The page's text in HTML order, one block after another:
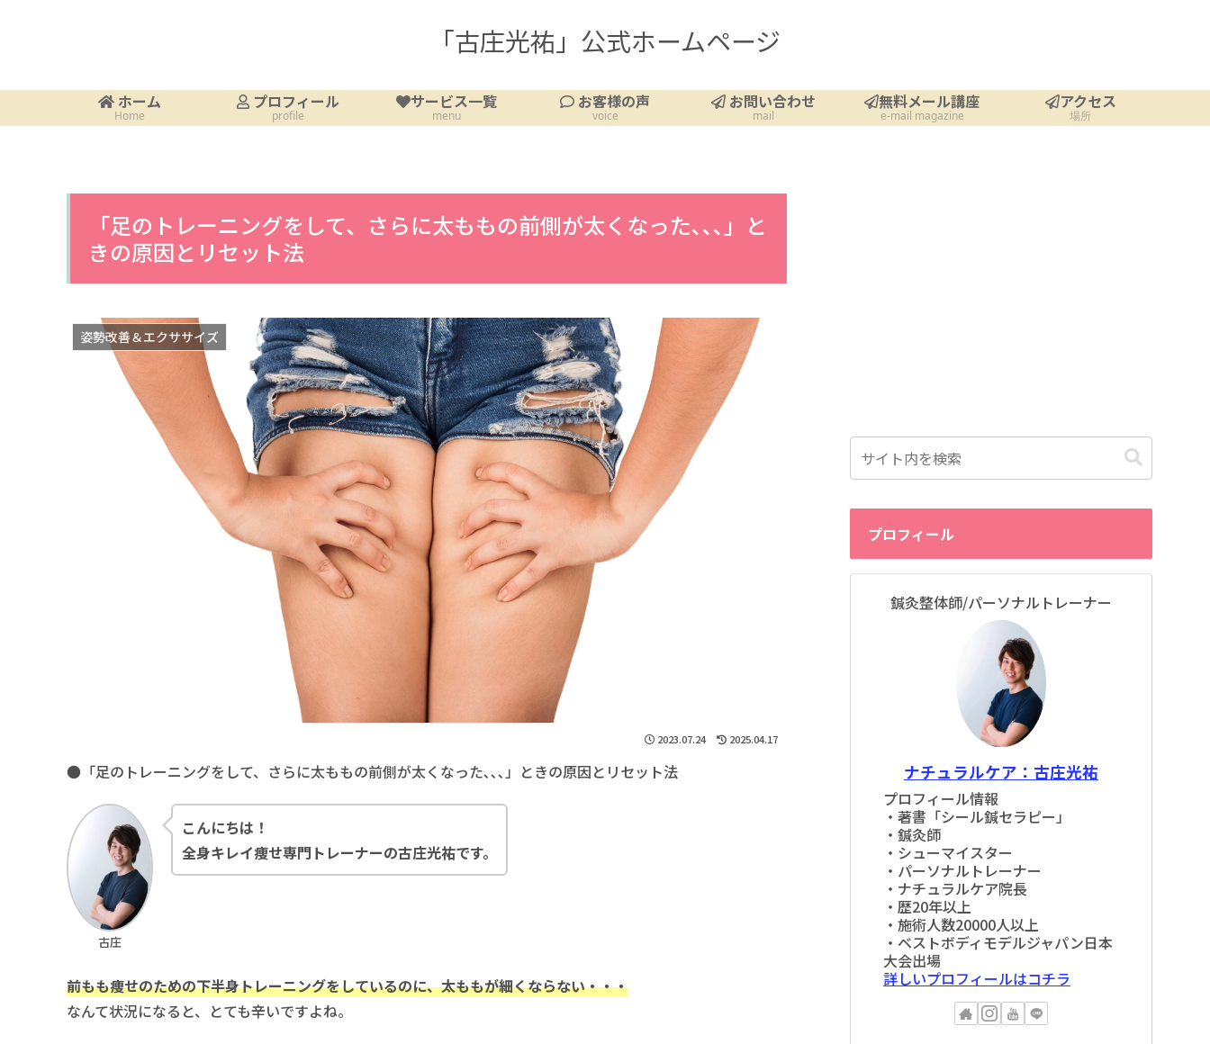
「古庄光祐」公式ホームページ
ホーム
Home
プロフィール
profile
サービス一覧
menu
お客様の声
voice
お問い合わせ
mail
無料メール講座
e-mail magazine
アクセス
場所
「足のトレーニングをして、さらに太ももの前側が太くなった､､､」と
きの原因とリセット法
姿勢改善＆エクササイズ
2023.07.24 2025.04.17
●「足のトレーニングをして、さらに太ももの前側が太くなった､､､」ときの原因とリセット法
古庄
こんにちは！
全身キレイ痩せ専門トレーナーの古庄光祐です。
前もも痩せのための下半身トレーニングをしているのに、太ももが細くならない・・・
なんて状況になると、とても辛いですよね。
プロフィール
鍼灸整体師/パーソナルトレーナー
ナチュラルケア：古庄光祐
プロフィール情報
・著書「シール鍼セラピー」
・鍼灸師
・シューマイスター
・パーソナルトレーナー
・ナチュラルケア院長
・歴20年以上
・施術人数20000人以上
・ベストボディモデルジャパン日本
大会出場
詳しいプロフィールはコチラ